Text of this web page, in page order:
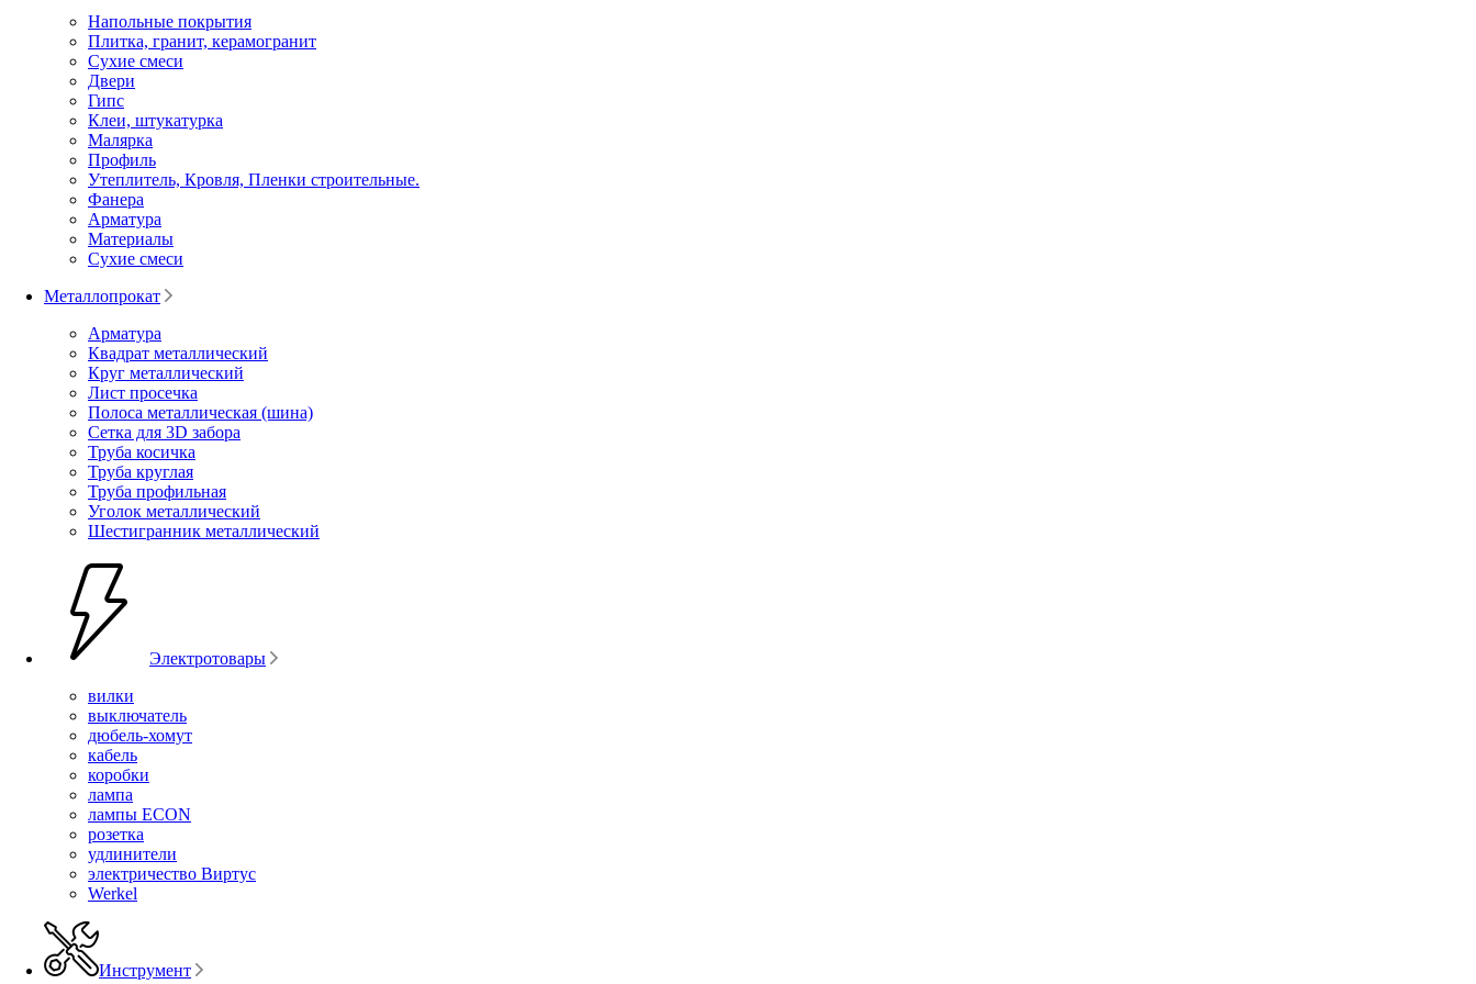
Напольные покрытия
Плитка, гранит, керамогранит
Сухие смеси
Двери
Гипс
Клеи, штукатурка
Малярка
Профиль
Утеплитель, Кровля, Пленки строительные.
Фанера
Арматура
Материалы
Сухие смеси
Металлопрокат
Арматура
Квадрат металлический
Круг металлический
Лист просечка
Полоса металлическая (шина)
Сетка для 3D забора
Труба косичка
Труба круглая
Труба профильная
Уголок металлический
Шестигранник металлический
Электротовары
вилки
выключатель
дюбель-хомут
кабель
коробки
лампа
лампы ECON
розетка
удлинители
электричество Виртус
Werkel
Инструмент